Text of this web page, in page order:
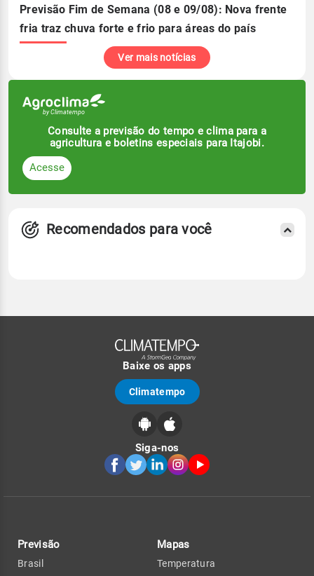
Previsão Fim de Semana (08 e 09/08): Nova frente
fria traz chuva forte e frio para áreas do país
Ver mais notícias
Consulte a previsão do tempo e clima para a
agricultura e boletins especiais para Itajobi.
Acesse
Recomendados para você
Baixe os apps
Climatempo
Siga-nos
Previsão
Brasil
Mapas
Temperatura